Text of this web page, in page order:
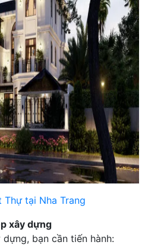
Thự tại Nha Trang
xây dựng
bạn cần tiến hành: